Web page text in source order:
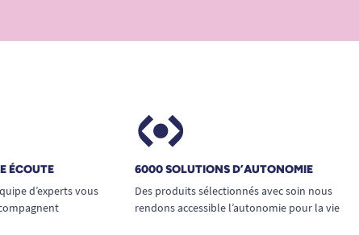
ÉCOUTE
d’experts vous
6000 SOLUTIONS D’AUTONOMIE
Des produits sélectionnés avec soin nous
rendons accessible l’autonomie pour la vie